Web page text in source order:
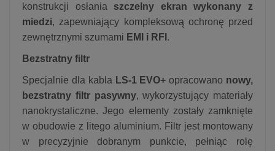
konstrukcji osłania szczelny ekran wykonany z
miedzi, zapewniający kompleksową ochronę przed
zewnętrznymi szumami EMI i RFI .
Bezstratny filtr
Specjalnie dla kabla LS-1 EVO+ opracowano nowy,
bezstratny filtr pasywny, wykorzystujący materiały
nanokrystaliczne. Jego elementy zostały zamknięte
w obudowie z litego aluminium. Filtr jest montowany
w precyzyjnie dobranym punkcie, pełniąc rolę